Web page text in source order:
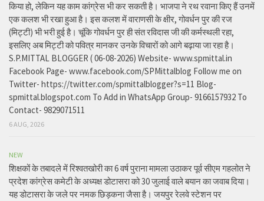
किया हो, लेकिन यह काम कांग्रेस भी कर सकती है। भाजपा ने रथ रवाना किए हैं उनमें
एक कलश भी रखा हुआ है। इस कलश में वाराणसी के क्षीर, गोवर्धन पुर की रज
(मिट्टी) भी भरी हुई है। चूंकि गोवर्धन पुर ही संत रविदास जी की कर्मस्थली रहा,
इसलिए अब मिट्टी को पवित्र मानकर उनके विचारों को आगे बढ़ाया जा रहा है।
S.P.MITTAL BLOGGER ( 06-08-2026) Website- www.spmittal.in
Facebook Page- www.facebook.com/SPMittalblog Follow me on
Twitter- https://twitter.com/spmittalblogger?s=11 Blog-
spmittal.blogspot.com To Add in WhatsApp Group- 9166157932 To
Contact- 9829071511
6 AUG, 2026
NEW
शिक्षकों के तबादले में रिश्वतखोरी का 6 वर्ष पुराना मामला उठाकर पूर्व सीएम गहलोत ने
प्रदेश कांग्रेस कमेटी के अध्यक्ष डोटासरा को 30 जुलाई वाले बयान का जवाब दिया।
यह डोटासरा के जले पर नमक छिड़कना जैसा है। जयपुर रेलवे स्टेशन पर